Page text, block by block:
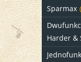
Sparmax
Harder &